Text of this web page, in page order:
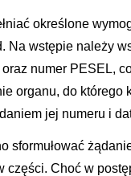
określone
Na wstępie należy
numer PESEL,
organu, do którego
jej numeru i
sformułować
części. Choć w